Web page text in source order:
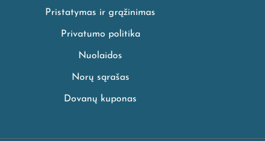
Pristatymas ir grąžinimas
Privatumo politika
Nuolaidos
Norų sąrašas
Dovanų kuponas